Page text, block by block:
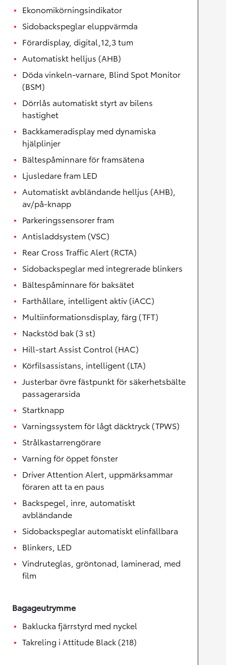
Ekonomikörningsindikator
Sidobackspeglar eluppvärmda
Förardisplay, digital,12,3 tum
Automatiskt helljus (AHB)
Döda vinkeln-varnare, Blind Spot Monitor
(BSM)
Dörrlås automatiskt styrt av bilens
hastighet
Backkameradisplay med dynamiska
hjälplinjer
Bältespåminnare för framsätena
Ljusledare fram LED
Automatiskt avbländande helljus (AHB),
av/på-knapp
Parkeringssensorer fram
Antisladdsystem (VSC)
Rear Cross Traffic Alert (RCTA)
Sidobackspeglar med integrerade blinkers
Bältespåminnare för baksätet
Farthållare, intelligent aktiv (iACC)
Multiinformationsdisplay, färg (TFT)
Nackstöd bak (3 st)
Hill-start Assist Control (HAC)
Körfilsassistans, intelligent (LTA)
Justerbar övre fästpunkt för säkerhetsbälte
passagerarsida
Startknapp
Varningssystem för lågt däcktryck (TPWS)
Strålkastarrengörare
Varning för öppet fönster
Driver Attention Alert, uppmärksammar
föraren att ta en paus
Backspegel, inre, automatiskt
avbländande
Sidobackspeglar automatiskt elinfällbara
Blinkers, LED
Vindruteglas, gröntonad, laminerad, med
film
Bagageutrymme
Baklucka fjärrstyrd med nyckel
Takreling i Attitude Black (218)